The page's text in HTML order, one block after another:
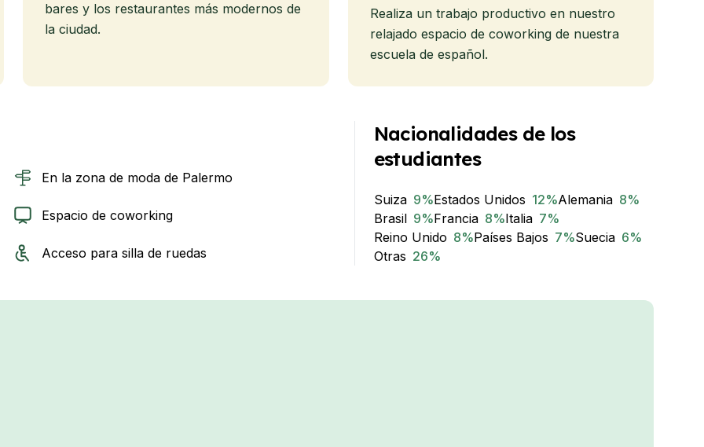
bares y los restaurantes más modernos de
la ciudad.
Realiza un trabajo productivo en nuestro
relajado espacio de coworking de nuestra
escuela de español.
En la zona de moda de Palermo
Espacio de coworking
Acceso para silla de ruedas
Nacionalidades de los
estudiantes
Suiza 9%Estados Unidos 12%Alemania 8%
Brasil 9%Francia 8%Italia 7%
Reino Unido 8%Países Bajos 7%Suecia 6%
Otras 26%